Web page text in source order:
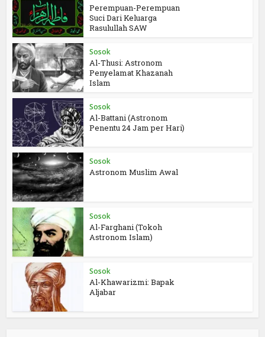
Perempuan-Perempuan
Suci Dari Keluarga
Rasulullah SAW
Sosok
Al-Thusi: Astronom
Penyelamat Khazanah
Islam
Sosok
Al-Battani (Astronom
Penentu 24 Jam per Hari)
Sosok
Astronom Muslim Awal
Sosok
Al-Farghani (Tokoh
Astronom Islam)
Sosok
Al-Khawarizmi: Bapak
Aljabar